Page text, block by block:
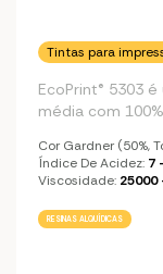
Tintas para
EcoPrint® 5303
média com
Cor Gardner (50%,
Índice De Acidez: 7
Viscosidade: 25000
RESINAS ALQUÍDICAS